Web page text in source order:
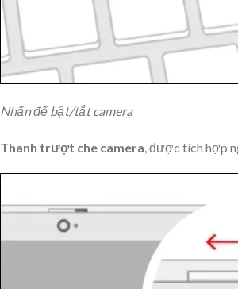
Nhấn để bật/tắt camera
Thanh trượt che camera , được tích hợp